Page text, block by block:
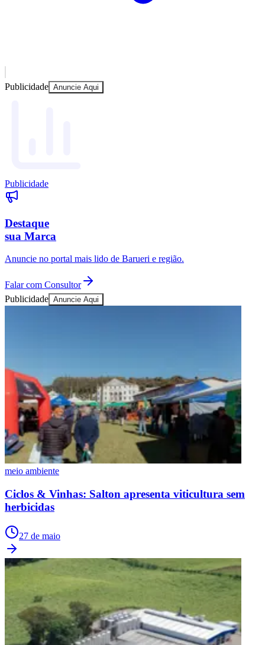
Publicidade Anuncie Aqui
Publicidade
Destaque
sua Marca
Anuncie no portal mais lido de Barueri e região.
Falar com Consultor
Publicidade Anuncie Aqui
meio ambiente
Ciclos & Vinhas: Salton apresenta viticultura sem
herbicidas
27 de maio